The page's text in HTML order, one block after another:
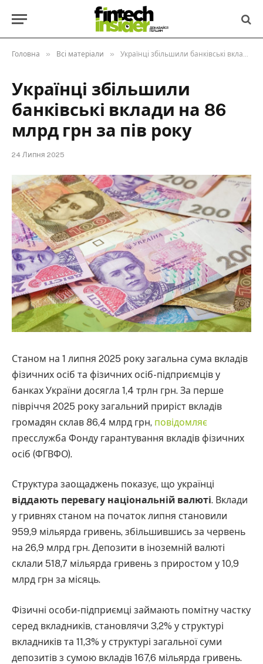
Головна » Всі матеріали » Українці збільшили банківські вклади на 86 млрд грн за пів року
Українці збільшили
банківські вклади на 86
млрд грн за пів року
24 Липня 2025
Станом на 1 липня 2025 року загальна сума вкладів
фізичних осіб та фізичних осіб-підприємців у
банках України досягла 1,4 трлн грн. За перше
півріччя 2025 року загальний приріст вкладів
громадян склав 86,4 млрд грн, повідомляє
пресслужба Фонду гарантування вкладів фізичних
осіб (ФГВФО).
Структура заощаджень показує, що українці
віддають перевагу національній валюті. Вклади
у гривнях станом на початок липня становили
959,9 мільярда гривень, збільшившись за червень
на 26,9 млрд грн. Депозити в іноземній валюті
склали 518,7 мільярда гривень з приростом у 10,9
млрд грн за місяць.
Фізичні особи-підприємці займають помітну частку
серед вкладників, становлячи 3,2% у структурі
вкладників та 11,3% у структурі загальної суми
депозитів з сумою вкладів 167,6 мільярда гривень.